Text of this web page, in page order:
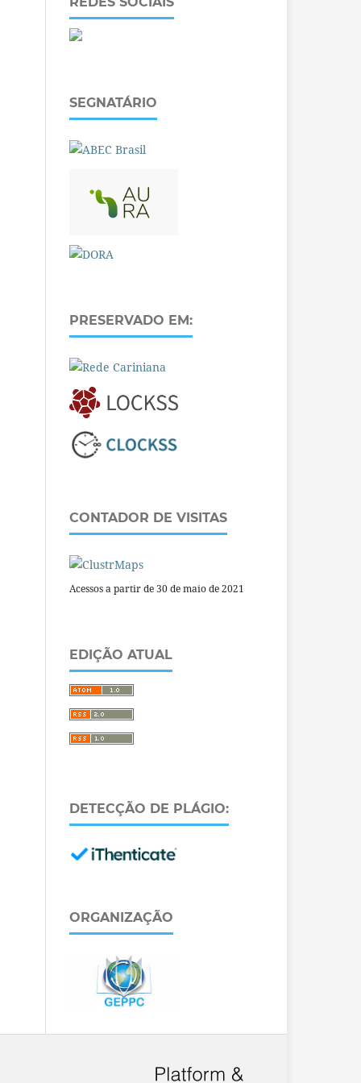
SEGNATÁRIO
PRESERVADO EM:
CONTADOR DE VISITAS
Acessos a partir de 30 de maio de 2021
EDIÇÃO ATUAL
DETECÇÃO DE PLÁGIO:
ORGANIZAÇÃO